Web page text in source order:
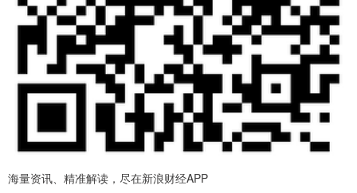
海量资讯、精准解读，尽在新浪财经APP